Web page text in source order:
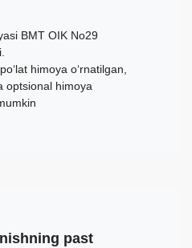
BMT OIK No29
himoya o‘rnatilgan,
optsional himoya
past